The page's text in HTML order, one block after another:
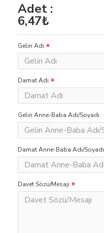
Adet :
6,47₺
Gelin Adı
Damat Adı
Gelin Anne-Baba Adı/Soyadı
Damat Anne-Baba Adı/Soyadı
Davet Sözü/Mesajı